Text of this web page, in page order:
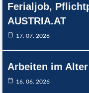
Ferialjob,
AUSTRIA.AT
17. 07. 2026
Arbeiten im Alter
16. 06. 2026